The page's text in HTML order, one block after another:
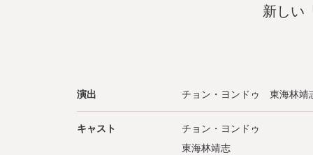
新しい
演出 チョン・ヨンドゥ 東海林
キャスト
チョン・ヨンドゥ
東海林靖志